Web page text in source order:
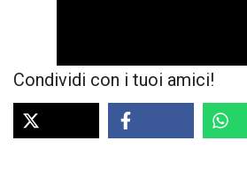
Condividi con i tuoi amici!